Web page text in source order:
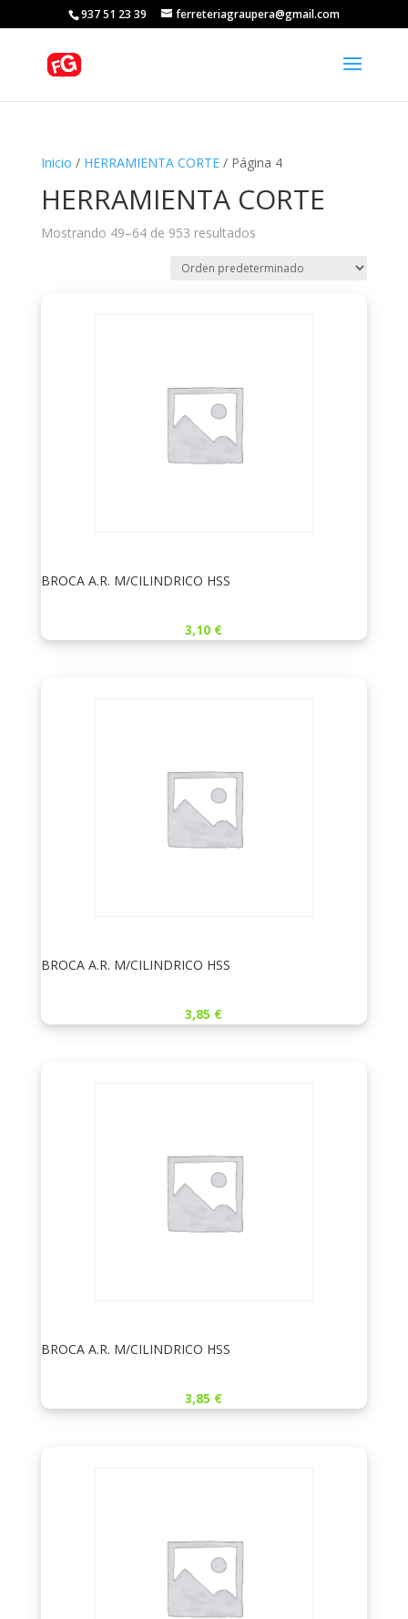
937 51 23 39 ferreteriagraupera@gmail.com
Inicio / HERRAMIENTA CORTE/ Página 4
HERRAMIENTA CORTE
Mostrando 49–64 de 953 resultados
BROCA A.R. M/CILINDRICO HSS
3,10 €
BROCA A.R. M/CILINDRICO HSS
3,85 €
BROCA A.R. M/CILINDRICO HSS
3,85 €